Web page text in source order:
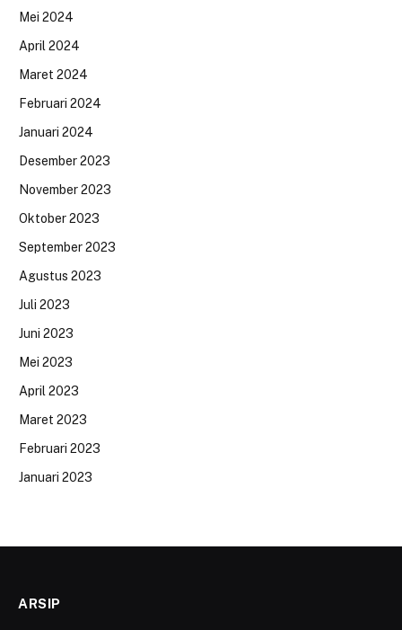
Mei 2024
April 2024
Maret 2024
Februari 2024
Januari 2024
Desember 2023
November 2023
Oktober 2023
September 2023
Agustus 2023
Juli 2023
Juni 2023
Mei 2023
April 2023
Maret 2023
Februari 2023
Januari 2023
ARSIP